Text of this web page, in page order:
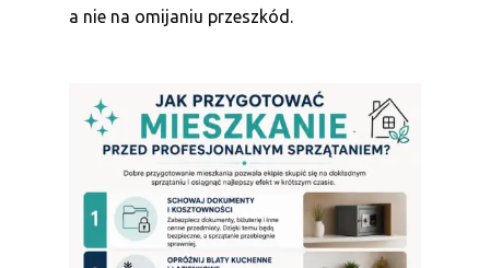
a nie na omijaniu przeszkód.